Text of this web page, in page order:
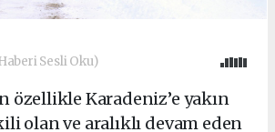
Sesli Oku)
özellikle Karadeniz’e yakın
olan ve aralıklı devam eden